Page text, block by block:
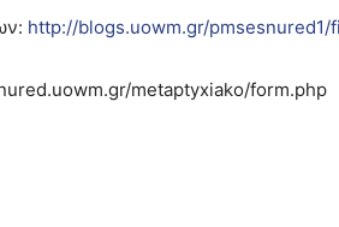
http://blogs.uowm.gr/
metaptyxiako/form.php